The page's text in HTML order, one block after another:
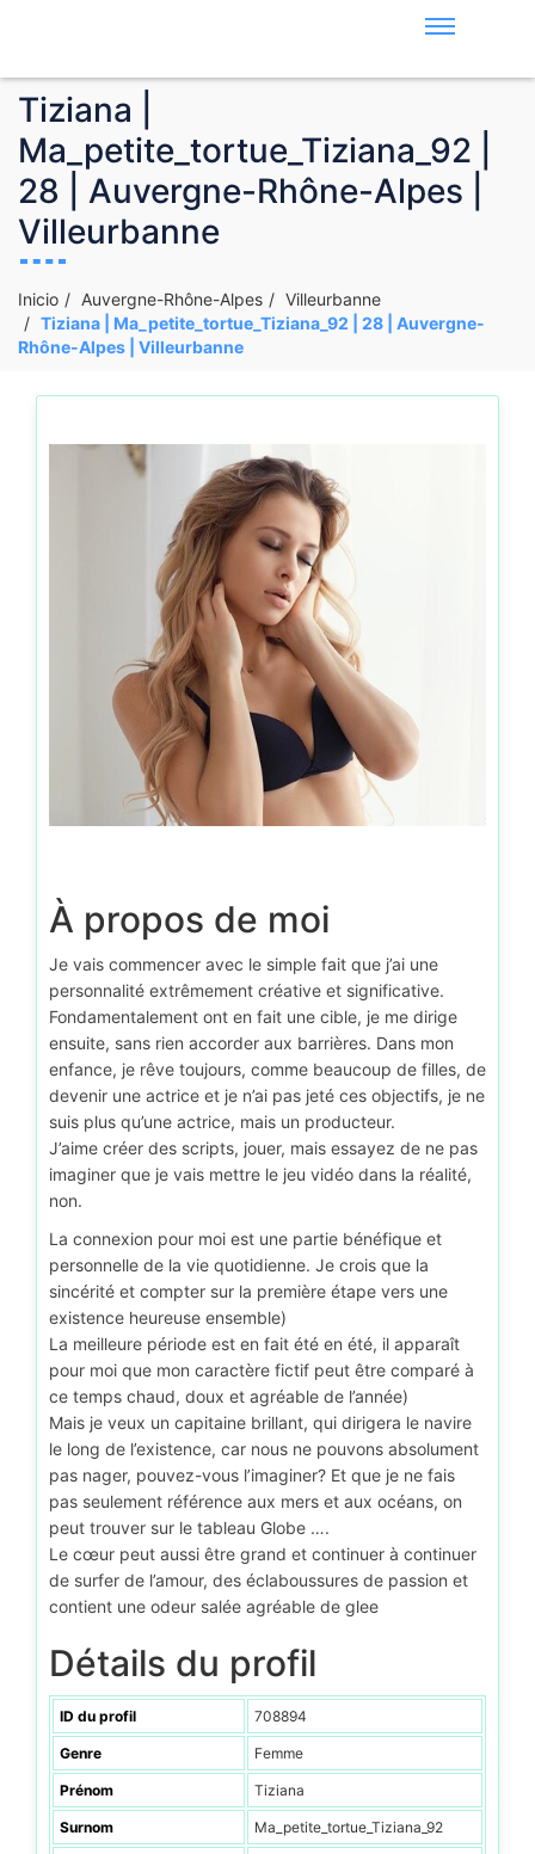
Tiziana |
Ma_petite_tortue_Tiziana_92 |
28 | Auvergne-Rhône-Alpes |
Villeurbanne
Inicio Auvergne-Rhône-Alpes
Villeurbanne
Tiziana | Ma_petite_tortue_Tiziana_92 | 28 | Auvergne-
Rhône-Alpes | Villeurbanne
À propos de moi
Je vais commencer avec le simple fait que j’ai une
personnalité extrêmement créative et significative.
Fondamentalement ont en fait une cible, je me dirige
ensuite, sans rien accorder aux barrières. Dans mon
enfance, je rêve toujours, comme beaucoup de filles, de
devenir une actrice et je n’ai pas jeté ces objectifs, je ne
suis plus qu’une actrice, mais un producteur.
J’aime créer des scripts, jouer, mais essayez de ne pas
imaginer que je vais mettre le jeu vidéo dans la réalité,
non.
La connexion pour moi est une partie bénéfique et
personnelle de la vie quotidienne. Je crois que la
sincérité et compter sur la première étape vers une
existence heureuse ensemble)
La meilleure période est en fait été en été, il apparaît
pour moi que mon caractère fictif peut être comparé à
ce temps chaud, doux et agréable de l’année)
Mais je veux un capitaine brillant, qui dirigera le navire
le long de l’existence, car nous ne pouvons absolument
pas nager, pouvez-vous l’imaginer? Et que je ne fais
pas seulement référence aux mers et aux océans, on
peut trouver sur le tableau Globe ….
Le cœur peut aussi être grand et continuer à continuer
de surfer de l’amour, des éclaboussures de passion et
contient une odeur salée agréable de glee
Détails du profil
ID du profil 708894
Genre Femme
Prénom Tiziana
Surnom Ma_petite_tortue_Tiziana_92